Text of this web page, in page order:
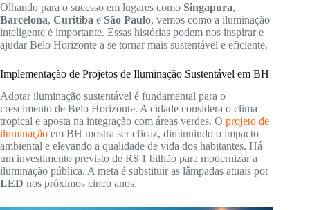
Olhando para o sucesso em lugares como Singapura,
Barcelona, Curitiba e São Paulo, vemos como a iluminação
inteligente é importante. Essas histórias podem nos inspirar e
ajudar Belo Horizonte a se tornar mais sustentável e eficiente.
Implementação de Projetos de Iluminação Sustentável em BH
Adotar iluminação sustentável é fundamental para o
crescimento de Belo Horizonte. A cidade considera o clima
tropical e aposta na integração com áreas verdes. O projeto de
iluminação em BH mostra ser eficaz, diminuindo o impacto
ambiental e elevando a qualidade de vida dos habitantes. Há
um investimento previsto de R$ 1 bilhão para modernizar a
iluminação pública. A meta é substituir as lâmpadas atuais por
LED nos próximos cinco anos.